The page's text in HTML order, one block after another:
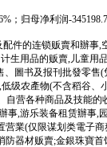
归母净利润-
件的连锁贩賣和辦
生用品的贩賣,儿童
圖书及报刊批發零
级农產物(不含稻谷
营各种商品及技能
,游乐装备租赁辦事
業(仅限谋划类電子
器材贩賣;金銀珠寶